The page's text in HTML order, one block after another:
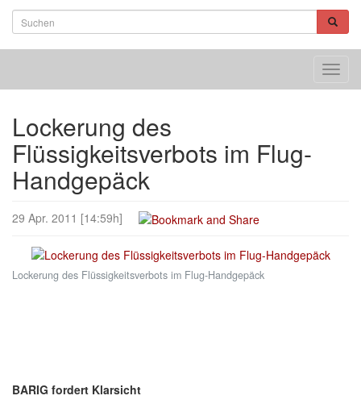
Lockerung des
Flüssigkeitsverbots im Flug-
Handgepäck
29 Apr. 2011 [14:59h]
Lockerung des Flüssigkeitsverbots im Flug-Handgepäck
BARIG fordert Klarsicht